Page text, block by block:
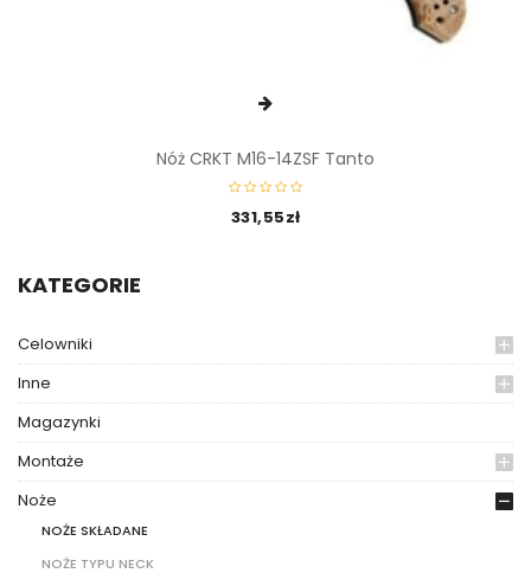
KATEGORIE
Celowniki
Inne
Magazynki
Montaże
Noże
NOŻE SKŁADANE
NOŻE TYPU NECK
Nóż CRKT M16-14ZSF Tanto
331,55zł